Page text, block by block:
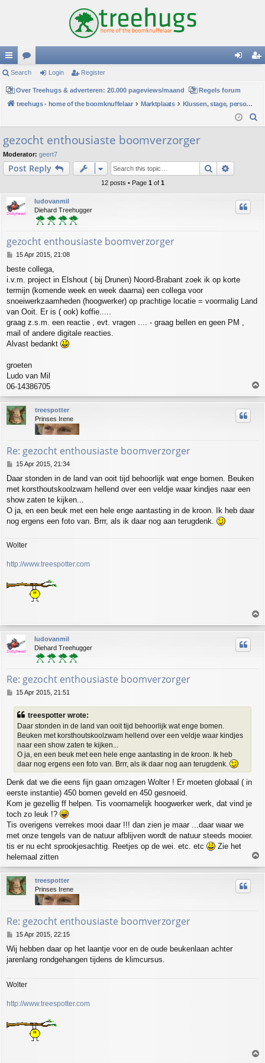
ui
ck
lin
ks
or
u
m
s
in
Search Login Register
Over Treehugs & adverteren: 20.000 pageviews/maand
Regels forum
treehugs - home of the boomknuffelaar
Marktplaats
Klussen, stage, personeel of hulp
gezocht enthousiaste boomverzorger
Moderator: geert7
Post Reply Search
12 posts • Page 1 of 1
ludovanmil
Diehard Treehugger
gezocht enthousiaste boomverzorger
P
s
t
15 Apr 2015, 21:08
beste collega,
i.v.m. project in Elshout ( bij Drunen) Noord-Brabant zoek ik op korte
termijn (komende week en week daarna) een collega voor
snoeiwerkzaamheden (hoogwerker) op prachtige locatie = voormalig Land
van Ooit. Er is ( ook) koffie.....
graag z.s.m. een reactie , evt. vragen .... - graag bellen en geen PM ,
mail of andere digitale reacties.
Alvast bedankt
groeten
Ludo van Mil
06-14386705
o
p
treespotter
Prinses Irene
Re: gezocht enthousiaste boomverzorger
P
s
t
15 Apr 2015, 21:34
Daar stonden in de land van ooit tijd behoorlijk wat enge bomen. Beuken
met korsthoutskoolzwam hellend over een veldje waar kindjes naar een
show zaten te kijken...
O ja, en een beuk met een hele enge aantasting in de kroon. Ik heb daar
nog ergens een foto van. Brrr, als ik daar nog aan terugdenk.
Wolter
http://www.treespotter.com
o
p
ludovanmil
Diehard Treehugger
Re: gezocht enthousiaste boomverzorger
P
s
15 Apr 2015, 21:51
treespotter wrote:
Daar stonden in de land van ooit tijd behoorlijk wat enge bomen.
Beuken met korsthoutskoolzwam hellend over een veldje waar kindjes
naar een show zaten te kijken...
O ja, en een beuk met een hele enge aantasting in de kroon. Ik heb
daar nog ergens een foto van. Brrr, als ik daar nog aan terugdenk.
Denk dat we die eens fijn gaan omzagen Wolter ! Er moeten globaal ( in
eerste instantie) 450 bomen geveld en 450 gesnoeid.
Kom je gezellig ff helpen. Tis voornamelijk hoogwerker werk, dat vind je
toch zo leuk !?
Tis overigens verrekes mooi daar !!! dan zien je maar ...daar waar we
met onze tengels van de natuur afblijven wordt de natuur steeds mooier.
tis er nu echt sprookjesachtig. Reetjes op de wei. etc. etc
Zie het
helemaal zitten
o
p
treespotter
Prinses Irene
Re: gezocht enthousiaste boomverzorger
P
s
t
15 Apr 2015, 22:15
Wij hebben daar op het laantje voor en de oude beukenlaan achter
jarenlang rondgehangen tijdens de klimcursus.
Wolter
http://www.treespotter.com